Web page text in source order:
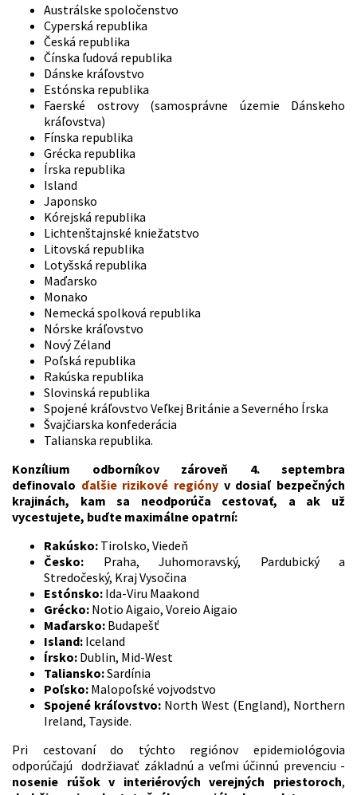
Austrálske spoločenstvo
Cyperská republika
Česká republika
Čínska ľudová republika
Dánske kráľovstvo
Estónska republika
Faerské ostrovy (samosprávne územie Dánskeho
kráľovstva)
Fínska republika
Grécka republika
Írska republika
Island
Japonsko
Kórejská republika
Lichtenštajnské kniežatstvo
Litovská republika
Lotyšská republika
Maďarsko
Monako
Nemecká spolková republika
Nórske kráľovstvo
Nový Zéland
Poľská republika
Rakúska republika
Slovinská republika
Spojené kráľovstvo Veľkej Británie a Severného Írska
Švajčiarska konfederácia
Talianska republika.
Konzílium odborníkov zároveň 4. septembra
definovalo ďalšie rizikové regióny v dosiaľ bezpečných
krajinách, kam sa neodporúča cestovať, a ak už
vycestujete, buďte maximálne opatrní:
Rakúsko: Tirolsko, Viedeň
Česko: Praha, Juhomoravský, Pardubický a
Stredočeský, Kraj Vysočina
Estónsko: Ida-Viru Maakond
Grécko: Notio Aigaio, Voreio Aigaio
Maďarsko: Budapešť
Island: Iceland
Írsko: Dublin, Mid-West
Taliansko:Sardínia
Poľsko: Malopoľské vojvodstvo
Spojené kráľovstvo: North West (England), Northern
Ireland, Tayside.
Pri cestovaní do týchto regiónov epidemiológovia
odporúčajú dodržiavať základnú a veľmi účinnú prevenciu -
nosenie rúšok v interiérových verejných priestoroch,